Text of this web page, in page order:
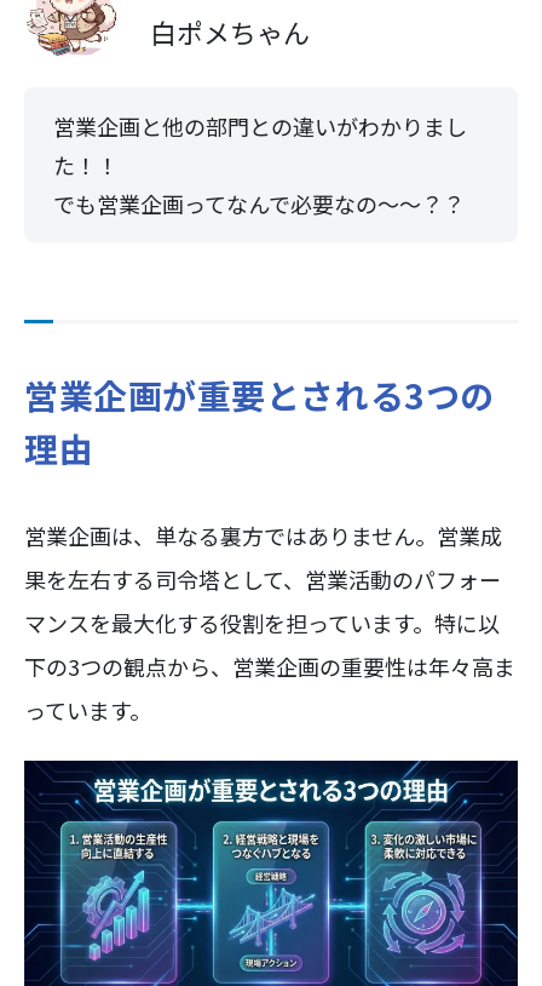
白ポメちゃん
営業企画と他の部門との違いがわかりまし
た！！
でも営業企画ってなんで必要なの〜〜？？
営業企画が重要とされる3つの
理由
営業企画は、単なる裏方ではありません。営業成
果を左右する司令塔として、営業活動のパフォー
マンスを最大化する役割を担っています。特に以
下の3つの観点から、営業企画の重要性は年々高ま
っています。